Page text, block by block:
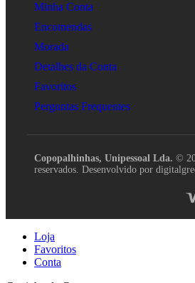
Minha Conta
Encomendas
Morada
Detalhes da Conta
Favoritos
Perguntas Frequentes
Copopalhinhas, Unipessoal Lda. ©
reservados. Desenvolvido por
Loja
Favoritos
Conta